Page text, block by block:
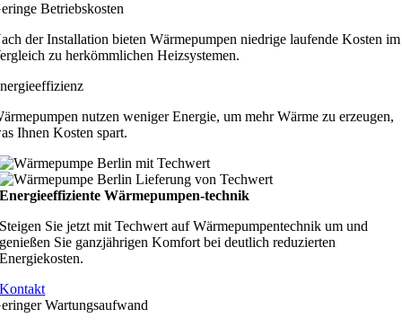
Betriebskosten
der Installation bieten Wärmepumpen niedrige laufende Kosten im
zu herkömmlichen Heizsystemen.
nutzen weniger Energie, um mehr Wärme zu erzeugen,
Ihnen Kosten spart.
Energieeffiziente Wärmepumpen-technik
Steigen Sie jetzt mit Techwert auf Wärmepumpentechnik um und
genießen Sie ganzjährigen Komfort bei deutlich reduzierten
Energiekosten.
Kontakt
Wartungsaufwand